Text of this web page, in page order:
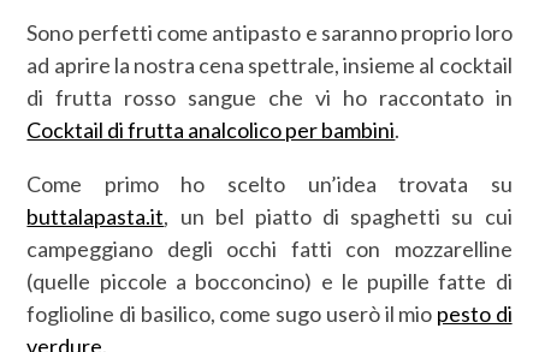
Sono perfetti come antipasto e saranno proprio loro
ad aprire la nostra cena spettrale, insieme al cocktail
di frutta rosso sangue che vi ho raccontato in
Cocktail di frutta analcolico per bambini.
Come primo ho scelto un’idea trovata su
buttalapasta.it, un bel piatto di spaghetti su cui
campeggiano degli occhi fatti con mozzarelline
(quelle piccole a bocconcino) e le pupille fatte di
foglioline di basilico, come sugo userò il mio pesto di
verdure.